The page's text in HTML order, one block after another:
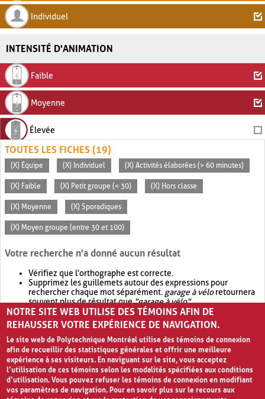
Individuel
INTENSITÉ D'ANIMATION
Faible
Moyenne
Élevée
TOUTES LES FICHES (19)
(X) Équipe (X) Individuel (X) Activités élaborées (> 60 minutes)
(X) Faible (X) Petit groupe (< 30) (X) Hors classe
(X) Moyenne (X) Sporadiques
(X) Moyen groupe (entre 30 et 100)
Votre recherche n'a donné aucun résultat
Vérifiez que l'orthographe est correcte.
Supprimez les guillemets autour des expressions pour
rechercher chaque mot séparément. garage à véloretournera
souvent plus de résultat que"garage à vélo".
Envisagez d'élargir votre recherche avec OR.garage OR vélo
retournera souvent plus de résultat quegarage à vélo
NOTRE SITE WEB UTILISE DES TÉMOINS AFIN DE
REHAUSSER VOTRE EXPÉRIENCE DE NAVIGATION.
Le site web de Polytechnique Montréal utilise des témoins de connexion
afin de recueillir des statistiques générales et offrir une meilleure
expérience à ses visiteurs. En naviguant sur le site, vous acceptez
l’utilisation de ces témoins selon les modalités spécifiées aux conditions
d’utilisation. Vous pouvez refuser les témoins de connexion en modifiant
vos paramètres de navigation. Pour en savoir plus sur le recours aux